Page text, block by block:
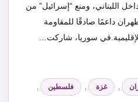
اللبناني، ومنع “إسرائيل” من
داعمًا صادقًا للمقاومة
سوريا، شاركت…
غزة فلسطين